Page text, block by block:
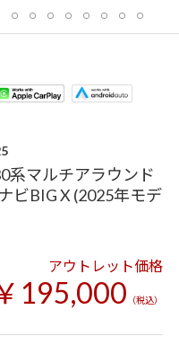
系マルチアラウンド
ビBIG X (2025年モデ
アウトレット価格
195,000 （税込）